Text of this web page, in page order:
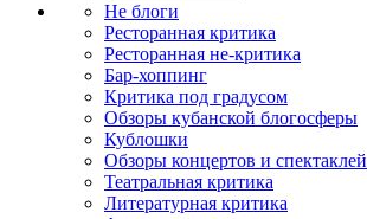
Не блоги
Ресторанная критика
Ресторанная не-критика
Бар-хоппинг
Критика под градусом
Обзоры кубанской блогосферы
Кублошки
Обзоры концертов и спектаклей
Театральная критика
Литературная критика